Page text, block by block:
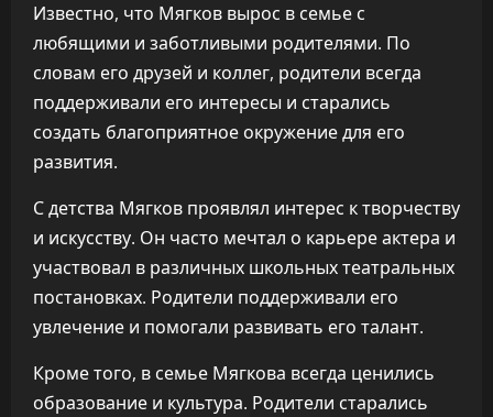
Известно, что Мягков вырос в семье с
любящими и заботливыми родителями. По
словам его друзей и коллег, родители всегда
поддерживали его интересы и старались
создать благоприятное окружение для его
развития.
С детства Мягков проявлял интерес к творчеству
и искусству. Он часто мечтал о карьере актера и
участвовал в различных школьных театральных
постановках. Родители поддерживали его
увлечение и помогали развивать его талант.
Кроме того, в семье Мягкова всегда ценились
образование и культура. Родители старались